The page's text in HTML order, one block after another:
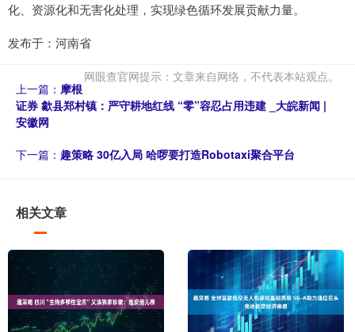
化、资源化和无害化处理，实现绿色循环发展贡献力量。
发布于：河南省
网眼查官网提示：文章来自网络，不代表本站观点。
上一篇： 摩根
证券 歙县郑村镇：严守耕地红线 “零”容忍占用违建 _大皖新闻 |
安徽网
下一篇： 趣策略 30亿入局 哈啰要打造Robotaxi聚合平台
相关文章